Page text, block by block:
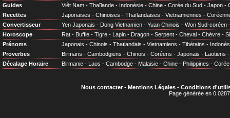
Guides
Viêt Nam - Thaïlande - Indonésie - Chine - Corée du Sud - Japon -
Recettes
Japonaises - Chinoises - Thaïlandaises - Vietnamiennes -
Convertisseur
Yen Japonais - Dong Vietnamien - Yuan Chinois - Won Sud-coréen
Horoscope
Rat - Buffle - Tigre - Lapin - Dragon - Serpent - Cheval - Chèvre -
Prénoms
Japonais - Chinois - Thaïlandais - Vietnamiens - Tibétains -
Proverbes
Birmans - Cambodgiens - Chinois - Coréens - Japonais - Laotiens
Décalage Horaire
Birmanie - Laos - Cambodge - Malaisie - Chine - Philippines - Corée
Nous contacter- Mentions Légales- Conditions
Page générée en